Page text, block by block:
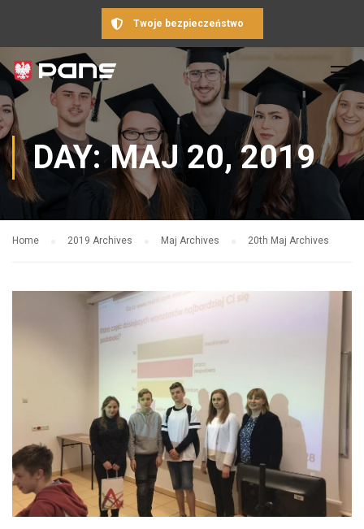
Twoje bezpieczeństwo
DAY: MAJ 20, 2019
Home 2019 Archives Maj Archives 20th Maj Archives